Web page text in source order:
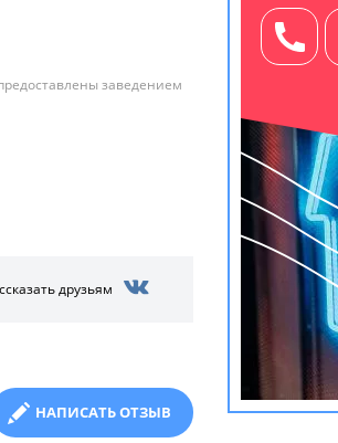
заведением
друзьям
НАПИСАТЬ ОТЗЫВ